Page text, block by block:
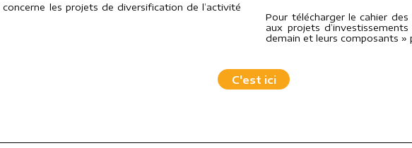
les projets de diversification de l’activité
Pour télécharger le cahier
aux projets
demain et leurs composants »
C'est ici